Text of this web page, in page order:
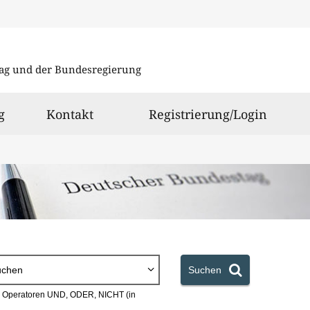
und der Bundesregierung
Kontakt Registrierung/Login
Suchen
UND, ODER, NICHT (in